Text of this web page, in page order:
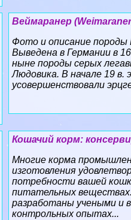
Веймаранер
Фото и описание породы
Выведена в Германии в
ныне породы серых
Людовика. В начале 19 в.
усовершенствовали
Кошачий корм:
Многие корма
изготовления
потребности вашей
питательных
разработаны учеными и
контрольных опытах...